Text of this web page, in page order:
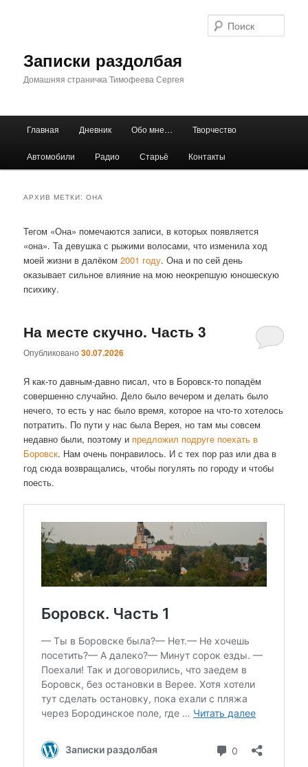
Записки раздолбая
Домашняя страничка Тимофеева Сергея
Главная Дневник Обо мне… Творчество
Автомобили Радио Старьё Контакты
АРХИВ МЕТКИ:ОНА
Тегом «Она» помечаются записи, в которых появляется
«она». Та девушка с рыжими волосами, что изменила ход
моей жизни в далёком2001 году. Она и по сей день
оказывает сильное влияние на мою неокрепшую юношескую
психику.
На месте скучно. Часть 3
Опубликовано30.07.2026
Я как-то давным-давно писал, что в Боровск-то попадём
совершенно случайно. Дело было вечером и делать было
нечего, то есть у нас было время, которое на что-то хотелось
потратить. По пути у нас была Верея, но там мы совсем
недавно были, поэтому и предложил подруге поехать в
Боровск. Нам очень понравилось. И с тех пор раз или два в
год сюда возвращались, чтобы погулять по городу и чтобы
поесть.